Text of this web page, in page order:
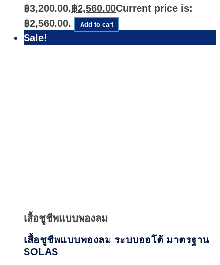
฿3,200.00.฿2,560.00Current price is:
฿2,560.00.
Add to cart
Sale!
เสื้อชูชีพแบบพองลม
เสื้อชูชีพแบบพองลม ระบบออโต้ มาตรฐาน
SOLAS